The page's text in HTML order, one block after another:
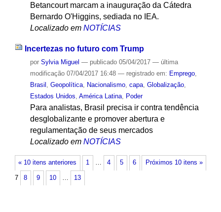
Betancourt marcam a inauguração da Cátedra
Bernardo O'Higgins, sediada no IEA.
Localizado em NOTÍCIAS
Incertezas no futuro com Trump
por Sylvia Miguel — publicado05/04/2017 — última
modificação07/04/2017 16:48 — registrado em: Emprego,
Brasil , Geopolítica, Nacionalismo, capa, Globalização,
Estados Unidos, América Latina, Poder
Para analistas, Brasil precisa ir contra tendência
desglobalizante e promover abertura e
regulamentação de seus mercados
Localizado em NOTÍCIAS
« 10 itens anteriores Próximos 10 itens »
1 … 4 5 6
7 8 9 10 … 13